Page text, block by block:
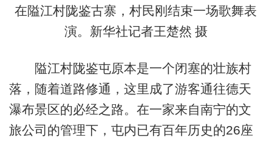
在隘江村陇鉴古寨，村民刚结束一场歌舞表
演。新华社记者王楚然 摄
隘江村陇鉴屯原本是一个闭塞的壮族村
落，随着道路修通，这里成了游客通往德天
瀑布景区的必经之路。在一家来自南宁的文
旅公司的管理下，屯内已有百年历史的26座